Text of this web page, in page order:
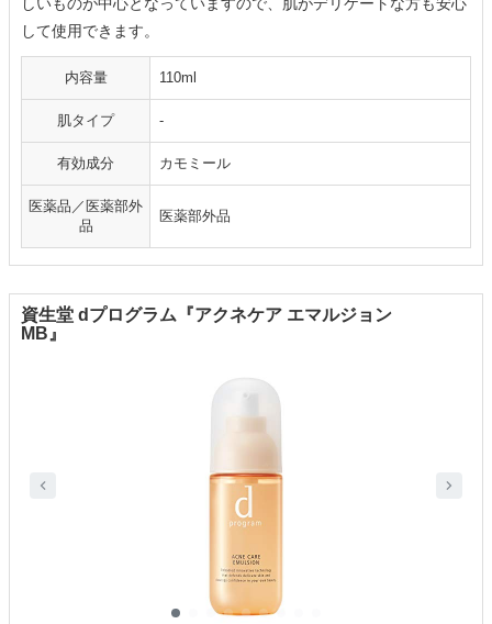
しいものが中心となっていますので、肌がデリケートな方も安心
して使用できます。
内容量 110ml
肌タイプ -
有効成分 カモミール
医薬品／医薬部外
品
医薬部外品
資生堂 dプログラム『アクネケア エマルジョン
MB』